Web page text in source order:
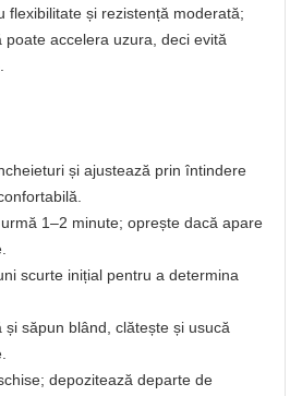
flexibilitate și rezistență moderată;
poate accelera uzura, deci evită
și ajustează prin întindere
1–2 minute; oprește dacă apare
scurte inițial pentru a determina
săpun blând, clătește și usucă
depozitează departe de